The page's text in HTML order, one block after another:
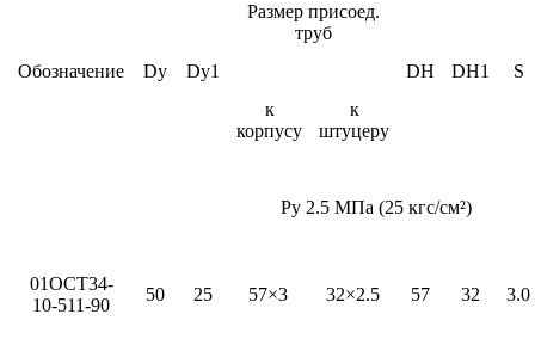
Обозначение Dy Dy1
Размер присоед.
труб
DH
DH1
S
к
корпусу
к
штуцеру
Ру 2.5 МПа (25 кгс/см²)
01ОСТ34-
10-511-90
50 25 57×3 32×2.5 57 32 3.0